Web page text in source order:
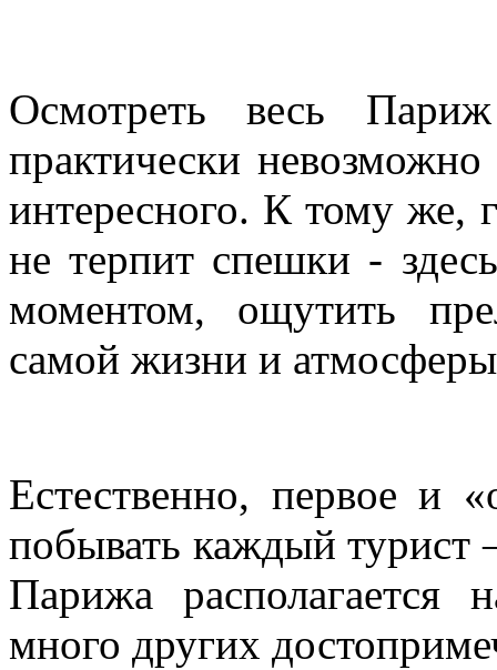
Осмотреть весь
практически
интересного. К тому же,
не терпит спешки -
моментом, ощутить
самой жизни и
Естественно, первое и
побывать каждый
Парижа располагается
много других